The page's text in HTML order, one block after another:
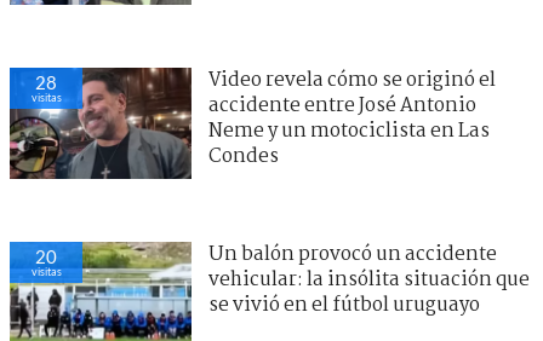
28
visitas
Video revela cómo se originó el
accidente entre José Antonio
Neme y un motociclista en Las
Condes
20
visitas
Un balón provocó un accidente
vehicular: la insólita situación que
se vivió en el fútbol uruguayo